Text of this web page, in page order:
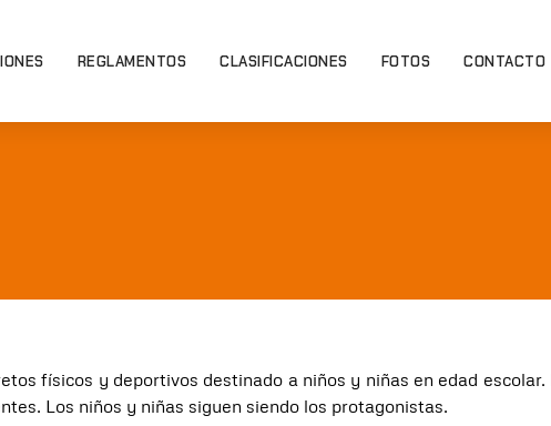
REGLAMENTOS CLASIFICACIONES FOTOS CONTACTO
físicos y deportivos destinado a niños y niñas en edad escolar.
Los niños y niñas siguen siendo los protagonistas.